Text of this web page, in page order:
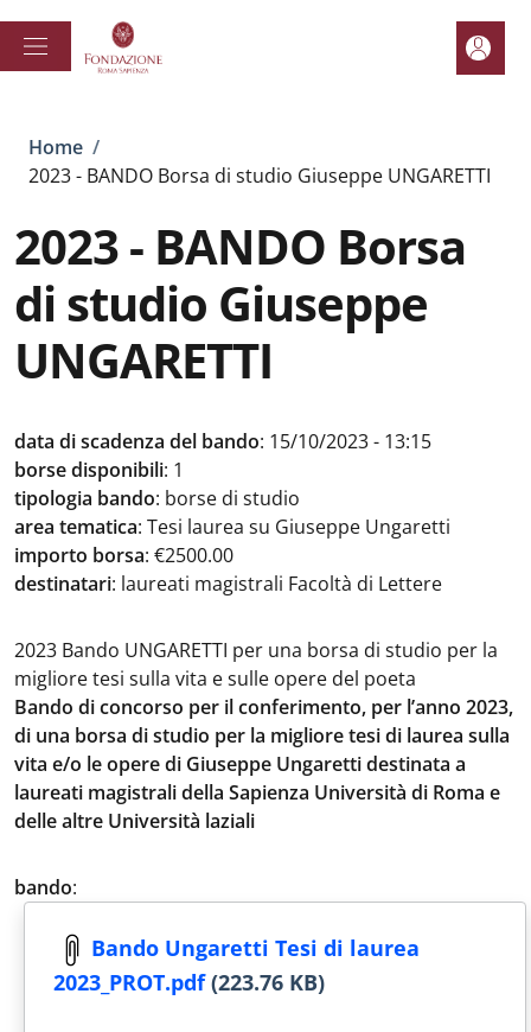
Area
Briciole di pane
Home /
2023 - BANDO Borsa di studio Giuseppe UNGARETTI
2023 - BANDO Borsa
di studio Giuseppe
UNGARETTI
data di scadenza del bando: 15/10/2023 - 13:15
borse disponibili: 1
tipologia bando: borse di studio
area tematica: Tesi laurea su Giuseppe Ungaretti
importo borsa: €2500.00
destinatari: laureati magistrali Facoltà di Lettere
2023 Bando UNGARETTI per una borsa di studio per la
migliore tesi sulla vita e sulle opere del poeta
Bando di concorso per il conferimento, per l’anno 2023,
di una borsa di studio per la migliore tesi di laurea sulla
vita e/o le opere di Giuseppe Ungaretti destinata a
laureati magistrali della Sapienza Università di Roma e
delle altre Università laziali
bando:
Bando Ungaretti Tesi di laurea
2023_PROT.pdf(223.76 KB)